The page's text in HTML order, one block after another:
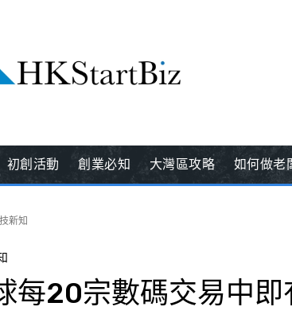
初創活動 創業必知 大灣區攻略 如何做老
新知
每20宗數碼交易中